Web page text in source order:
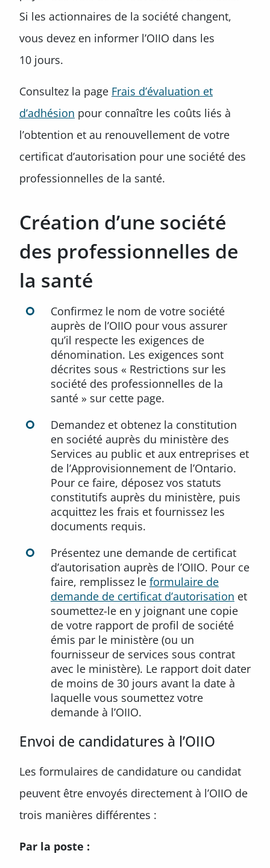
Si les actionnaires de la société changent,
vous devez en informer l’OIIO dans les
10 jours.
Consultez la page Frais d’évaluation et
d’adhésion pour connaître les coûts liés à
l’obtention et au renouvellement de votre
certificat d’autorisation pour une société des
professionnelles de la santé.
Création d’une société
des professionnelles de
la santé
Confirmez le nom de votre société
auprès de l’OIIO pour vous assurer
qu’il respecte les exigences de
dénomination. Les exigences sont
décrites sous « Restrictions sur les
société des professionnelles de la
santé » sur cette page.
Demandez et obtenez la constitution
en société auprès du ministère des
Services au public et aux entreprises et
de l’Approvisionnement de l’Ontario.
Pour ce faire, déposez vos statuts
constitutifs auprès du ministère, puis
acquittez les frais et fournissez les
documents requis.
Présentez une demande de certificat
d’autorisation auprès de l’OIIO. Pour ce
faire, remplissez le formulaire de
demande de certificat d’autorisation et
soumettez-le en y joignant une copie
de votre rapport de profil de société
émis par le ministère (ou un
fournisseur de services sous contrat
avec le ministère). Le rapport doit dater
de moins de 30 jours avant la date à
laquelle vous soumettez votre
demande à l’OIIO.
Envoi de candidatures à l’OIIO
Les formulaires de candidature ou candidat
peuvent être envoyés directement à l’OIIO de
trois manières différentes :
Par la poste :